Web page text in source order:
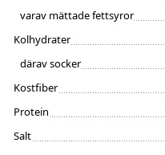
varav mättade fettsyror
Kolhydrater
därav socker
Kostfiber
Protein
Salt